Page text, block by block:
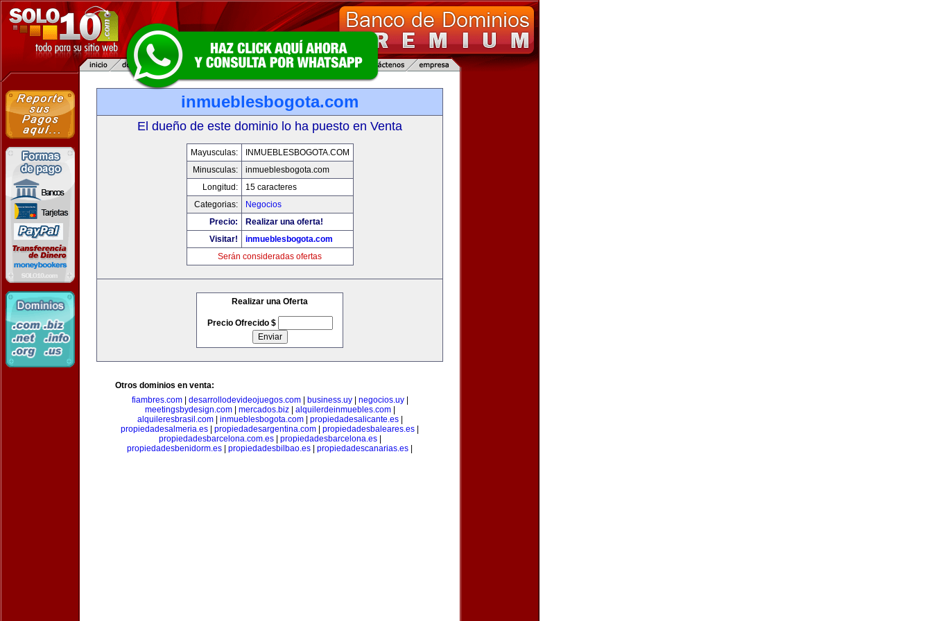
inmueblesbogota.com
El dueño de este dominio lo ha puesto en Venta
Mayusculas:
INMUEBLESBOGOTA.COM
Minusculas:
inmueblesbogota.com
Longitud:
15 caracteres
Categorias:
Negocios
Precio:
Realizar una oferta!
Visitar!
inmueblesbogota.com
Serán consideradas ofertas
Realizar una Oferta
Precio Ofrecido $
Otros dominios en venta:
fiambres.com| desarrollodevideojuegos.com| business.uy| negocios.uy|
meetingsbydesign.com| mercados.biz| alquilerdeinmuebles.com|
alquileresbrasil.com| inmueblesbogota.com| propiedadesalicante.es|
propiedadesalmeria.es
propiedadesargentina.com propiedadesbaleares.es
propiedadesbarcelona.com.es| propiedadesbarcelona.es|
propiedadesbenidorm.es
propiedadesbilbao.es propiedadescanarias.es